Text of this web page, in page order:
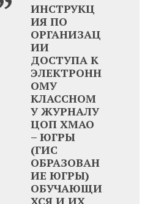
ИНСТРУКЦ
ИЯ ПО
ОРГАНИЗАЦ
ИИ
ДОСТУПА К
ЭЛЕКТРОНН
ОМУ
КЛАССНОМ
У ЖУРНАЛУ
ЦОП ХМАО
– ЮГРЫ
(ГИС
ОБРАЗОВАН
ИЕ ЮГРЫ)
ОБУЧАЮЩИ
ХСЯ И ИХ